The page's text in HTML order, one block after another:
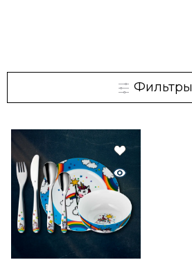
Фильтры